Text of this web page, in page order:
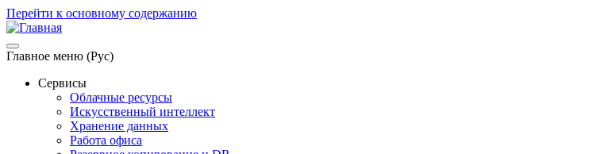
Перейти к основному содержанию
Главное меню (Рус)
Сервисы
Облачные ресурсы
Искусственный интеллект
Хранение данных
Работа офиса